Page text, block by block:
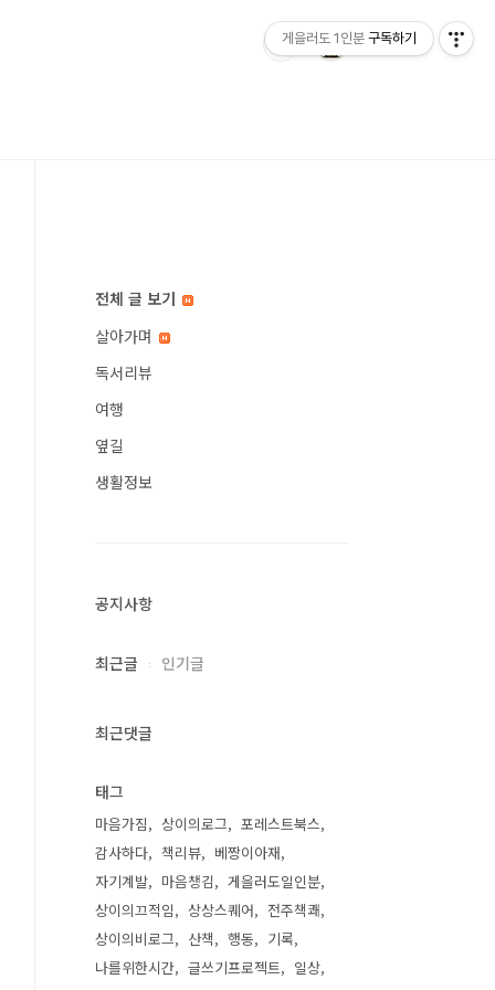
전체 글 보기
살아가며
독서리뷰
여행
옆길
생활정보
공지사항
최근글 인기글
최근댓글
태그
마음가짐 상이의로그
포레스트북스
감사하다
책리뷰
베짱이아재
자기계발
마음챙김
게을러도일인분
상이의끄적임
상상스퀘어
전주책쾌
상이의비로그
산책 행동
기록
나를위한시간
글쓰기프로젝트
일상
게을러도 1인분 구독하기